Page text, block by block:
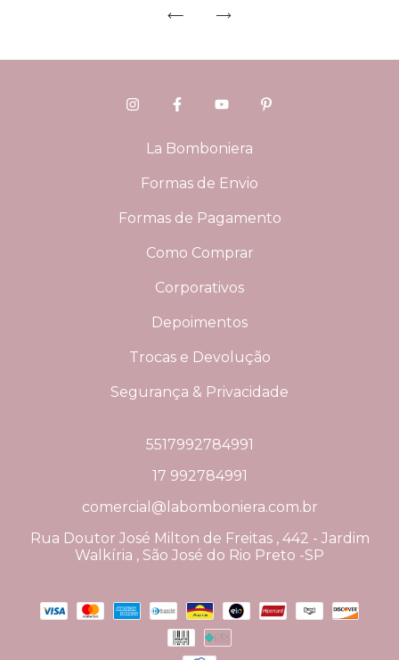
La Bomboniera
Formas de Envio
Formas de Pagamento
Como Comprar
Corporativos
Depoimentos
Trocas e Devolução
Segurança & Privacidade
5517992784991
17 992784991
comercial@labomboniera.com.br
Rua Doutor José Milton de Freitas , 442 - Jardim
Walkíria , São José do Rio Preto -SP